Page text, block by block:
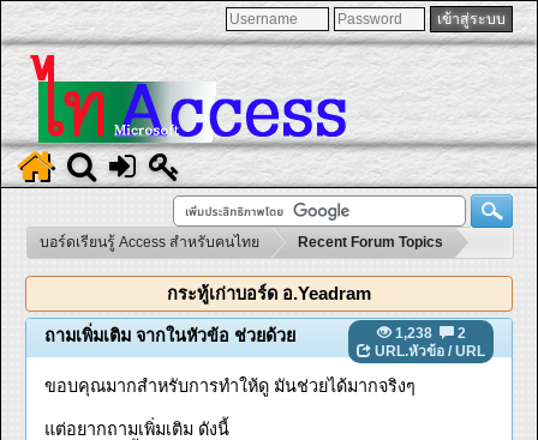
บอร์ดเรียนรู้ Access สำหรับคนไทย Recent Forum Topics
กระทู้เก่าบอร์ด อ.Yeadram
1,238
2
URL.หัวข้อ / URL
ถามเพิ่มเติม จากในหัวข้อ ช่วยด้วย
ขอบคุณมากสำหรับการทำให้ดู มันช่วยได้มากจริงๆ
แต่อยากถามเพิ่มเติม ดังนี้